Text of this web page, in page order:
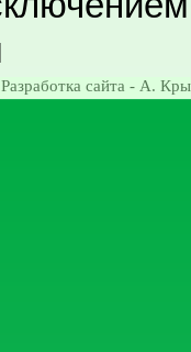
Разработка сайта - А.